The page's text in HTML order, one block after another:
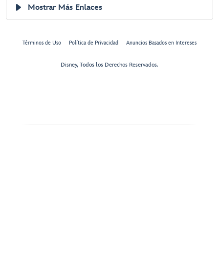
Mostrar Más Enlaces
Términos de Uso Política de Privacidad Anuncios Basados en Intereses
Disney, Todos los Derechos Reservados.